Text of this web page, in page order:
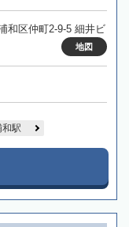
和区仲町2-9-5 細井ビ
地図
和駅